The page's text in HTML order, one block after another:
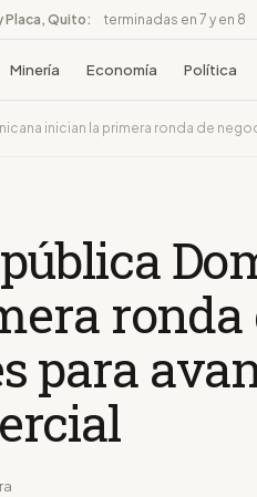
Placa, Quito: terminadas en 7 y en 8
Minería Economía Política
inician la primera ronda de
ronda
para